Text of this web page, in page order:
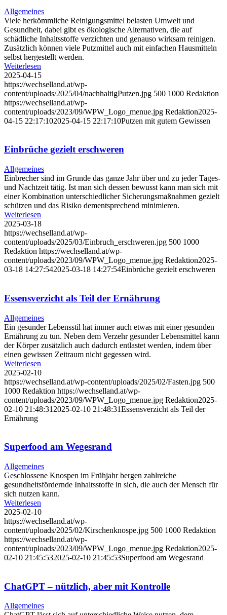
Allgemeines
Viele herkömmliche Reinigungsmittel belasten Umwelt und
Gesundheit, dabei gibt es ökologische Alternativen, die auf
schädliche Inhaltsstoffe verzichten und genauso wirksam reinigen.
Zusätzlich können viele Putzmittel auch mit einfachen Hausmitteln
selbst hergestellt werden.
Weiterlesen
2025-04-15
https://wechselland.at/wp-
content/uploads/2025/04/nachhaltigPutzen.jpg 500 1000 Redaktion
https://wechselland.at/wp-
content/uploads/2023/09/WPW_Logo_menue.jpg Redaktion2025-
04-15 22:17:102025-04-15 22:17:10Putzen mit gutem Gewissen
Einbrüche gezielt erschweren
Allgemeines
Einbrecher sind im Grunde das ganze Jahr über und zu jeder Tages-
und Nachtzeit tätig. Ist man sich dessen bewusst kann man sich mit
einer Kombination unterschiedlicher Sicherungsmaßnahmen gezielt
schützen und das Risiko dementsprechend minimieren.
Weiterlesen
2025-03-18
https://wechselland.at/wp-
content/uploads/2025/03/Einbruch_erschweren.jpg 500 1000
Redaktion https://wechselland.at/wp-
content/uploads/2023/09/WPW_Logo_menue.jpg Redaktion2025-
03-18 14:27:542025-03-18 14:27:54Einbrüche gezielt erschweren
Essensverzicht als Teil der Ernährung
Allgemeines
Ein gesunder Lebensstil hat immer auch etwas mit einer gesunden
Ernährung zu tun. Neben dem Verzehr gesunder Lebensmittel kann
der Körper zusätzlich auch dadurch entlastet werden, indem über
einen gewissen Zeitraum nicht gegessen wird.
Weiterlesen
2025-02-10
https://wechselland.at/wp-content/uploads/2025/02/Fasten.jpg 500
1000 Redaktion https://wechselland.at/wp-
content/uploads/2023/09/WPW_Logo_menue.jpg Redaktion2025-
02-10 21:48:31 2025-02-10 21:48:31Essensverzicht als Teil der
Ernährung
Superfood am Wegesrand
Allgemeines
Geschlossene Knospen im Frühjahr bergen zahlreiche
gesundheitsfördernde Inhaltsstoffe in sich, die auch der Mensch für
sich nutzen kann.
Weiterlesen
2025-02-10
https://wechselland.at/wp-
content/uploads/2025/02/Kirschenknospe.jpg 500 1000 Redaktion
https://wechselland.at/wp-
content/uploads/2023/09/WPW_Logo_menue.jpg Redaktion2025-
02-10 21:45:532025-02-10 21:45:53Superfood am Wegesrand
ChatGPT – nützlich, aber mit Kontrolle
Allgemeines